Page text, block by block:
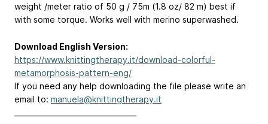
weight /meter ratio of 50 g / 75m (1.8 oz/ 82 m) best if
with some torque. Works well with merino superwashed.
Download English Version:
https://www.knittingtherapy.it/download-colorful-
metamorphosis-pattern-eng/
If you need any help downloading the file please write an
email to: manuela@knittingtherapy.it